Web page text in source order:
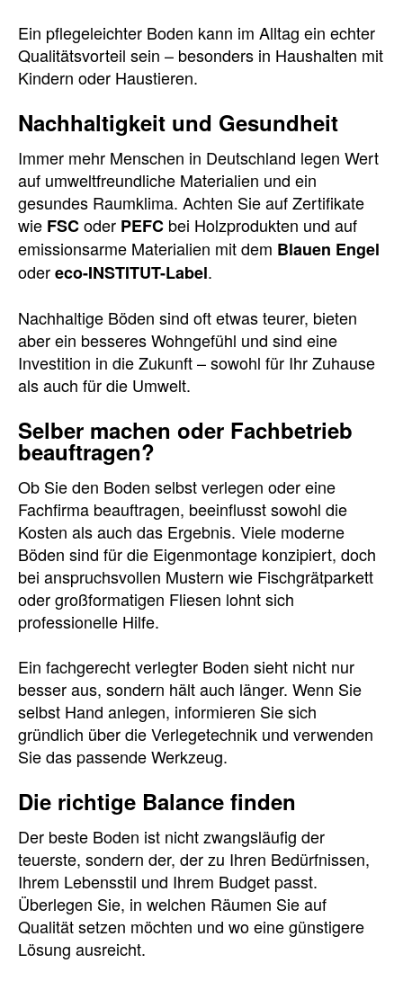
Ein pflegeleichter Boden kann im Alltag ein echter
Qualitätsvorteil sein – besonders in Haushalten mit
Kindern oder Haustieren.
Nachhaltigkeit und Gesundheit
Immer mehr Menschen in Deutschland legen Wert
auf umweltfreundliche Materialien und ein
gesundes Raumklima. Achten Sie auf Zertifikate
wie FSCoder PEFC bei Holzprodukten und auf
emissionsarme Materialien mit dem Blauen Engel
odereco-INSTITUT-Label.
Nachhaltige Böden sind oft etwas teurer, bieten
aber ein besseres Wohngefühl und sind eine
Investition in die Zukunft – sowohl für Ihr Zuhause
als auch für die Umwelt.
Selber machen oder Fachbetrieb
beauftragen?
Ob Sie den Boden selbst verlegen oder eine
Fachfirma beauftragen, beeinflusst sowohl die
Kosten als auch das Ergebnis. Viele moderne
Böden sind für die Eigenmontage konzipiert, doch
bei anspruchsvollen Mustern wie Fischgrätparkett
oder großformatigen Fliesen lohnt sich
professionelle Hilfe.
Ein fachgerecht verlegter Boden sieht nicht nur
besser aus, sondern hält auch länger. Wenn Sie
selbst Hand anlegen, informieren Sie sich
gründlich über die Verlegetechnik und verwenden
Sie das passende Werkzeug.
Die richtige Balance finden
Der beste Boden ist nicht zwangsläufig der
teuerste, sondern der, der zu Ihren Bedürfnissen,
Ihrem Lebensstil und Ihrem Budget passt.
Überlegen Sie, in welchen Räumen Sie auf
Qualität setzen möchten und wo eine günstigere
Lösung ausreicht.